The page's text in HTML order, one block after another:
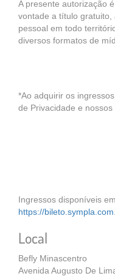
A presente autorização
vontade a título
pessoal em todo
diversos formatos de
*Ao adquirir os
de Privacidade e nossos
Ingressos disponíveis em
https://
Local
Befly Minascentro
Avenida Augusto De